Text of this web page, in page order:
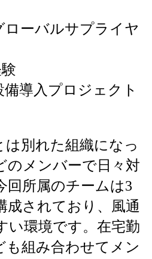
ーバルサプライヤ
導入プロジェクト
は別れた組織になっ
のメンバーで日々対
回所属のチームは3
成されており、風通
い環境です。在宅勤
も組み合わせてメン